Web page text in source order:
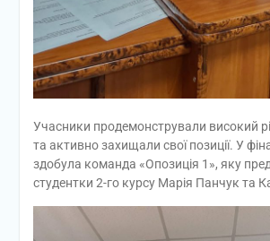
Учасники продемонстрували високий
та активно захищали свої позиції. У
здобула команда «Опозиція 1», яку
студентки 2-го курсу Марія Панчук та